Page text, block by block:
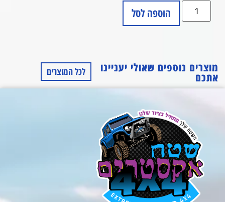
הוספה לסל
מוצרים נוספים שאולי יעניינו
אתכם לכל המוצרים